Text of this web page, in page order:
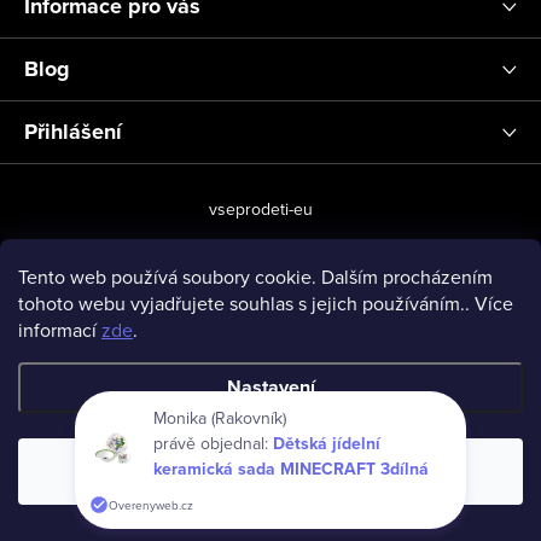
Tento web používá soubory cookie. Dalším procházením
tohoto webu vyjadřujete souhlas s jejich používáním.. Více
informacízde.
Nastavení
Souhlasím
Blog
Přihlášení
vseprodeti-eu
Copyright 2026www.vseprodeti.eu. Všechna práva vyhrazena.
Monika (Rakovník)
právě objednal: Dětská jídelní
keramická sada MINECRAFT 3dílná
Overenyweb.cz